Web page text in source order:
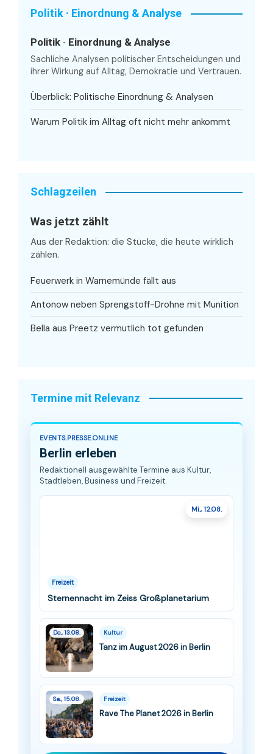
Politik · Einordnung & Analyse
Politik · Einordnung & Analyse
Sachliche Analysen politischer Entscheidungen und
ihrer Wirkung auf Alltag, Demokratie und Vertrauen.
Überblick: Politische Einordnung & Analysen
Warum Politik im Alltag oft nicht mehr ankommt
Schlagzeilen
Was jetzt zählt
Aus der Redaktion: die Stücke, die heute wirklich
zählen.
Feuerwerk in Warnemünde fällt aus
Antonow neben Sprengstoff-Drohne mit Munition
Bella aus Preetz vermutlich tot gefunden
Termine mit Relevanz
EVENTS.PRESSE.ONLINE
Berlin erleben
Redaktionell ausgewählte Termine aus Kultur,
Stadtleben, Business und Freizeit.
Mi., 12.08.
Freizeit
Sternennacht im Zeiss Großplanetarium
Do., 13.08. Kultur
Tanz im August 2026 in Berlin
Sa., 15.08. Freizeit
Rave The Planet 2026 in Berlin